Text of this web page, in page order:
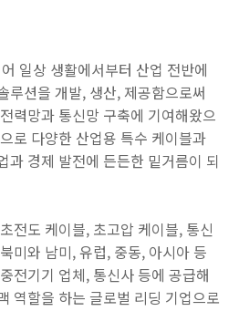
일상 생활에서부터 산업 전반에
루션을 개발, 생산, 제공함으로써
력망과 통신망 구축에 기여해왔으
로 다양한 산업용 특수 케이블과
과 경제 발전에 든든한 밑거름이 되
전도 케이블, 초고압 케이블, 통신
미와 남미, 유럽, 중동, 아시아 등
전기기 업체, 통신사 등에 공급해
역할을 하는 글로벌 리딩 기업으로